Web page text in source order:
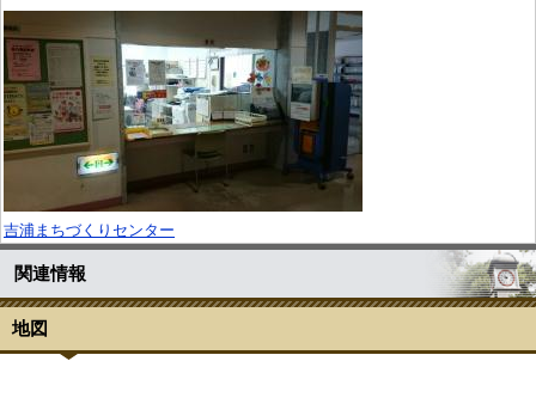
吉浦まちづくりセンター
関連情報
地図